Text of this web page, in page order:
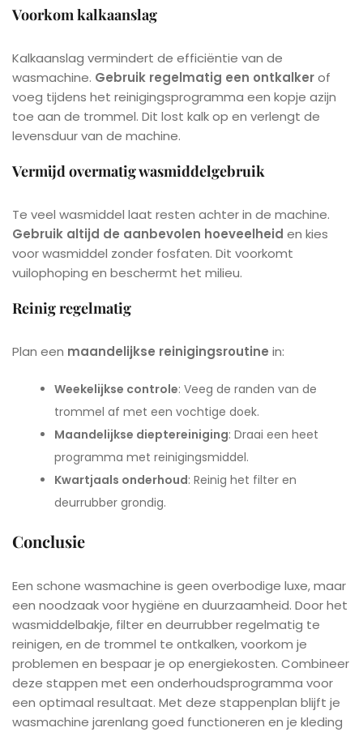
Voorkom kalkaanslag
Kalkaanslag vermindert de efficiëntie van de
wasmachine. Gebruik regelmatig een ontkalkerof
voeg tijdens het reinigingsprogramma een kopje azijn
toe aan de trommel. Dit lost kalk op en verlengt de
levensduur van de machine.
Vermijd overmatig wasmiddelgebruik
Te veel wasmiddel laat resten achter in de machine.
Gebruik altijd de aanbevolen hoeveelheid en kies
voor wasmiddel zonder fosfaten. Dit voorkomt
vuilophoping en beschermt het milieu.
Reinig regelmatig
Plan een maandelijkse reinigingsroutine in:
Weekelijkse controle: Veeg de randen van de
trommel af met een vochtige doek.
Maandelijkse dieptereiniging: Draai een heet
programma met reinigingsmiddel.
Kwartjaals onderhoud: Reinig het filter en
deurrubber grondig.
Conclusie
Een schone wasmachine is geen overbodige luxe, maar
een noodzaak voor hygiëne en duurzaamheid. Door het
wasmiddelbakje, filter en deurrubber regelmatig te
reinigen, en de trommel te ontkalken, voorkom je
problemen en bespaar je op energiekosten. Combineer
deze stappen met een onderhoudsprogramma voor
een optimaal resultaat. Met deze stappenplan blijft je
wasmachine jarenlang goed functioneren en je kleding